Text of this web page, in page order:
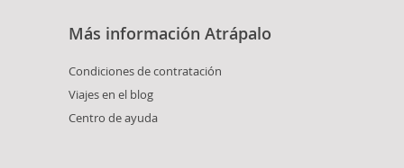
Más información Atrápalo
Condiciones de contratación
Viajes en el blog
Centro de ayuda